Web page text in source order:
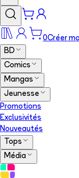
0Créer
BD
Comics
Mangas
Jeunesse
Promotions
Exclusivités
Nouveautés
Tops
Média